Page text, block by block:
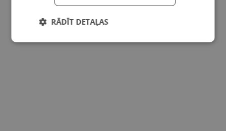
RĀDĪT DETAĻAS